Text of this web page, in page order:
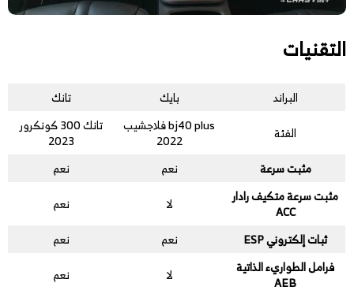
التقنيات
البراند بايك
تانك
الفئة
bj40 plus فلاجشيب
2022
تانك 300 كونكرور
2023
مثبت سرعة
نعم
نعم
مثبت سرعة متكيف رادار
ACC
لا
نعم
ثبات إلكتروني ESP
نعم
نعم
فرامل الطواريء الذاتية
AEB
لا
نعم